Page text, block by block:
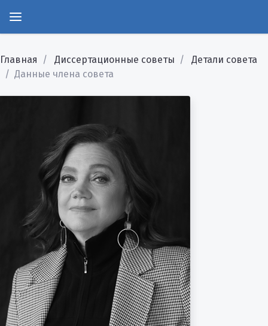
Главная Диссертационные советы
Детали совета
Данные члена совета